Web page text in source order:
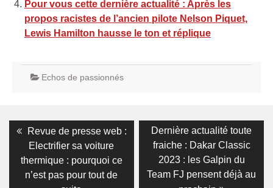
Pour vous cette dernière actualité : Après les
propos racistes de l’ancien pilote Nelson Piquet,
Lewis Hamilton hausse le ton et réplique
Echos de passionnés
Navigation
l’article
Previous
post:
Revue de presse web :
Electrifier sa voiture
thermique : pourquoi ce
n’est pas pour tout de
Next
post:
Dernière actualité toute
fraiche : Dakar Classic
2023 : les Galpin du
Team FJ pensent déjà au